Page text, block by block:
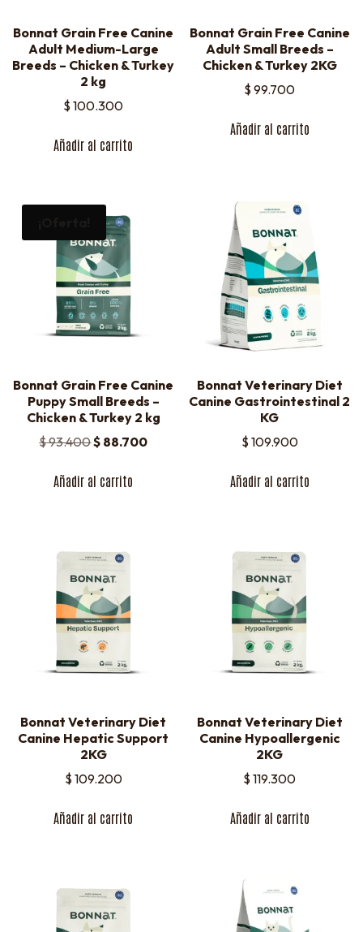
Bonnat Grain Free Canine
Adult Medium-Large
Breeds – Chicken & Turkey
2 kg
$ 100.300
Añadir al carrito
Bonnat Grain Free Canine
Adult Small Breeds –
Chicken & Turkey 2KG
$ 99.700
Añadir al carrito
Bonnat Grain Free Canine
Puppy Small Breeds –
Chicken & Turkey 2 kg
$93.400$ 88.700
Añadir al carrito
Bonnat Veterinary Diet
Canine Gastrointestinal 2
KG
$ 109.900
Añadir al carrito
Bonnat Veterinary Diet
Canine Hepatic Support
2KG
$ 109.200
Añadir al carrito
Bonnat Veterinary Diet
Canine Hypoallergenic
2KG
$ 119.300
Añadir al carrito